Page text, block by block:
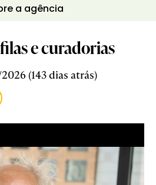
a agência
e curadorias
(143 dias atrás)